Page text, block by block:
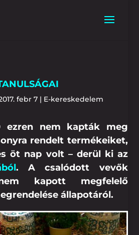
febr 7 | E-kereskedelem
ezren nem kapták meg
rendelt termékeiket,
öt nap volt – derül ki az
. A csalódott vevők
kapott megfelelő
állapotáról.